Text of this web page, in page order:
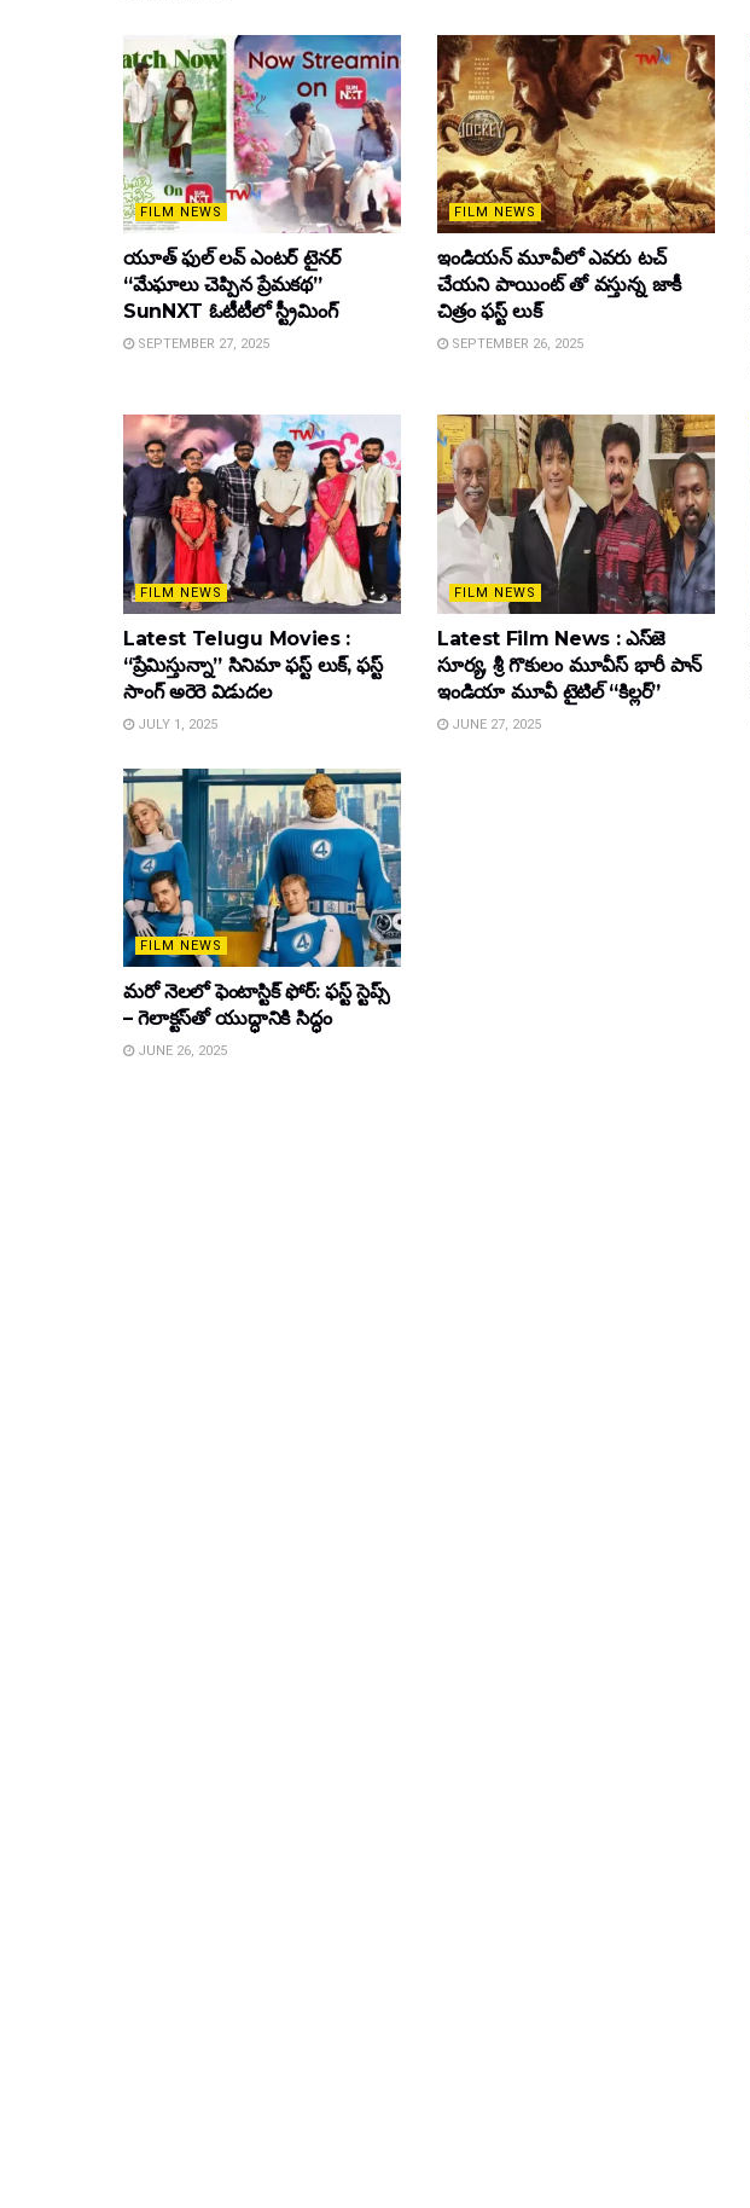
FILM NEWS
యూత్ ఫుల్ లవ్ ఎంటర్ టైనర్
“మేఘాలు చెప్పిన ప్రేమకథ”
SunNXT ఓటీటీలో స్ట్రీమింగ్
SEPTEMBER 27, 2025
FILM NEWS
ఇండియన్ మూవీలో ఎవరు టచ్
చేయని పాయింట్ తో వస్తున్న జాకీ
చిత్రం ఫస్ట్ లుక్
SEPTEMBER 26, 2025
FILM NEWS
Latest Telugu Movies :
“ప్రేమిస్తున్నా” సినిమా ఫస్ట్ లుక్, ఫస్ట్
సాంగ్ అరెరె విడుదల
JULY 1, 2025
FILM NEWS
Latest Film News : ఎస్‌జె
సూర్య, శ్రీ గొకులం మూవీస్‌ భారీ పాన్‌
ఇండియా మూవీ టైటిల్ “కిల్లర్”
JUNE 27, 2025
FILM NEWS
మరో నెలలో ఫెంటాస్టిక్ ఫోర్: ఫస్ట్ స్టెప్స్
– గెలాక్టస్‌తో యుద్ధానికి సిద్ధం
JUNE 26, 2025